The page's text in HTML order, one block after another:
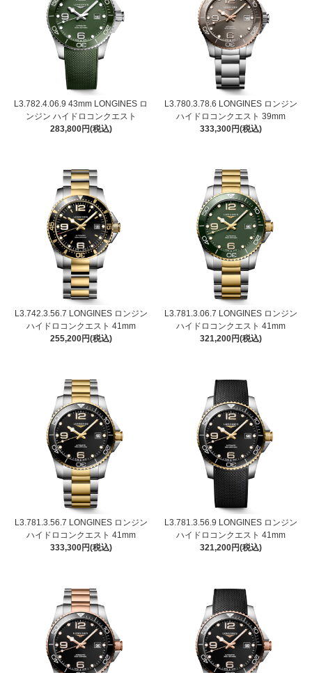
L3.782.4.06.9 43mm LONGINES ロ
ンジン ハイドロコンクエスト
283,800円(税込)
L3.780.3.78.6 LONGINES ロンジン
ハイドロコンクエスト 39mm
333,300円(税込)
L3.742.3.56.7 LONGINES ロンジン
ハイドロコンクエスト 41mm
255,200円(税込)
L3.781.3.06.7 LONGINES ロンジン
ハイドロコンクエスト 41mm
321,200円(税込)
L3.781.3.56.7 LONGINES ロンジン
ハイドロコンクエスト 41mm
333,300円(税込)
L3.781.3.56.9 LONGINES ロンジン
ハイドロコンクエスト 41mm
321,200円(税込)